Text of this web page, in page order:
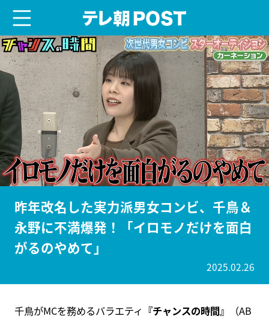
昨年改名した実力派男女コンビ、千鳥＆
永野に不満爆発！「イロモノだけを面白
がるのやめて」
2025.02.26
千鳥がMCを務めるバラエティ 『チャンスの時間』
（AB